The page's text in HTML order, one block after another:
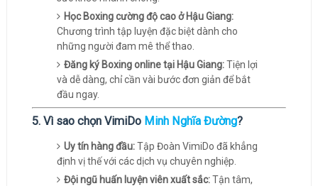
Học Boxing cường độ cao ở Hậu Giang:
Chương trình tập luyện đặc biệt dành cho
những người đam mê thể thao.
Đăng ký Boxing online tại Hậu Giang:Tiện lợi
và dễ dàng, chỉ cần vài bước đơn giản để bắt
đầu ngay.
5. Vì sao chọn VimiDo Minh Nghĩa Đường?
Uy tín hàng đầu:Tập Đoàn VimiDo đã khẳng
định vị thế với các dịch vụ chuyên nghiệp.
Đội ngũ huấn luyện viên xuất sắc:Tận tâm,